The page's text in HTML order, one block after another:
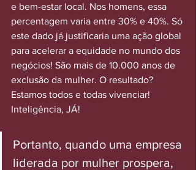
e bem-estar local. Nos homens, essa
percentagem varia entre 30% e 40%. Só
este dado já justificaria uma ação global
para acelerar a equidade no mundo dos
negócios! São mais de 10.000 anos de
exclusão da mulher. O resultado?
Estamos todos e todas vivenciar!
Inteligência, JÁ!
Portanto, quando uma empresa
liderada por mulher prospera,